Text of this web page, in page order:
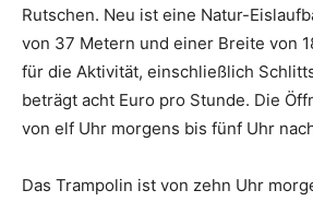
Rutschen. Neu ist eine Natur-
von 37 Metern und einer Breite von
für die Aktivität, einschließlich
beträgt acht Euro pro Stunde. Die
von elf Uhr morgens bis fünf Uhr
Das Trampolin ist von zehn Uhr